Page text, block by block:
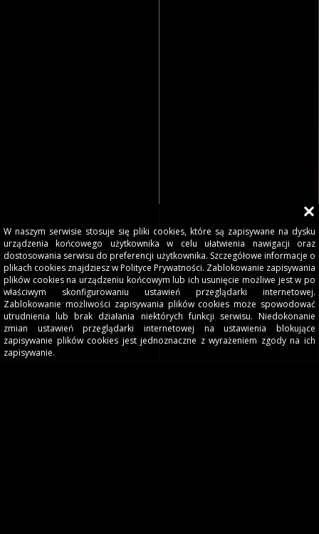
W naszym serwisie stosuje się pliki cookies, które są zapisywane na dysku
urządzenia końcowego użytkownika w celu ułatwienia nawigacji oraz
dostosowania serwisu do preferencji użytkownika. Szczegółowe informacje o
plikach cookies znajdziesz w Polityce Prywatności. Zablokowanie zapisywania
plików cookies na urządzeniu końcowym lub ich usunięcie możliwe jest w po
właściwym skonfigurowaniu ustawień przeglądarki internetowej.
Zablokowanie możliwości zapisywania plików cookies może spowodować
utrudnienia lub brak działania niektórych funkcji serwisu. Niedokonanie
zmian ustawień przeglądarki internetowej na ustawienia blokujące
zapisywanie plików cookies jest jednoznaczne z wyrażeniem zgody na ich
zapisywanie.